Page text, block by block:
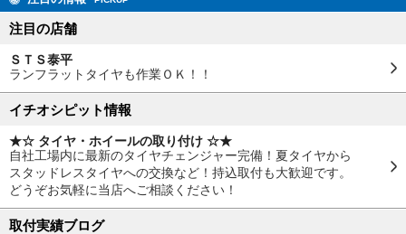
注目の店舗
ＳＴＳ泰平
ランフラットタイヤも作業ＯＫ！！
イチオシピット情報
★☆ タイヤ・ホイールの取り付け ☆★
自社工場内に最新のタイヤチェンジャー完備！夏タイヤから
スタッドレスタイヤへの交換など！持込取付も大歓迎です。
どうぞお気軽に当店へご相談ください！
取付実績ブログ